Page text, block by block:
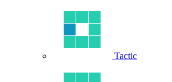
Tactic